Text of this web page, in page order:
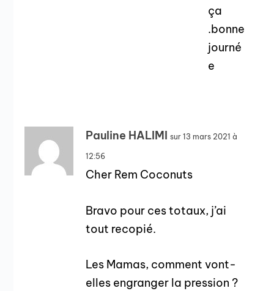
ça
.bonne
journé
e
Pauline HALIMI sur 13 mars 2021 à
12:56
Cher Rem Coconuts
Bravo pour ces totaux, j’ai
tout recopié.
Les Mamas, comment vont-
elles engranger la pression ?